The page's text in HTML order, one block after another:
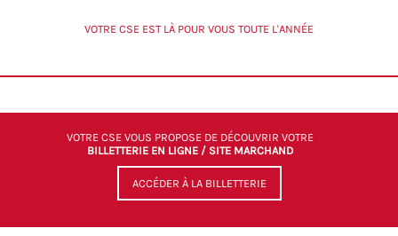
VOTRE CSE EST LÀ POUR VOUS TOUTE L'ANNÉE
VOTRE CSE VOUS PROPOSE DE DÉCOUVRIR VOTRE
BILLETTERIE EN LIGNE / SITE MARCHAND
ACCÉDER À LA BILLETTERIE